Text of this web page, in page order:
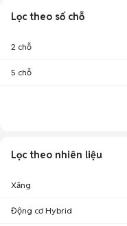
Lọc theo số chỗ
2 chỗ
5 chỗ
Lọc theo nhiên liệu
Xăng
Động cơ Hybrid